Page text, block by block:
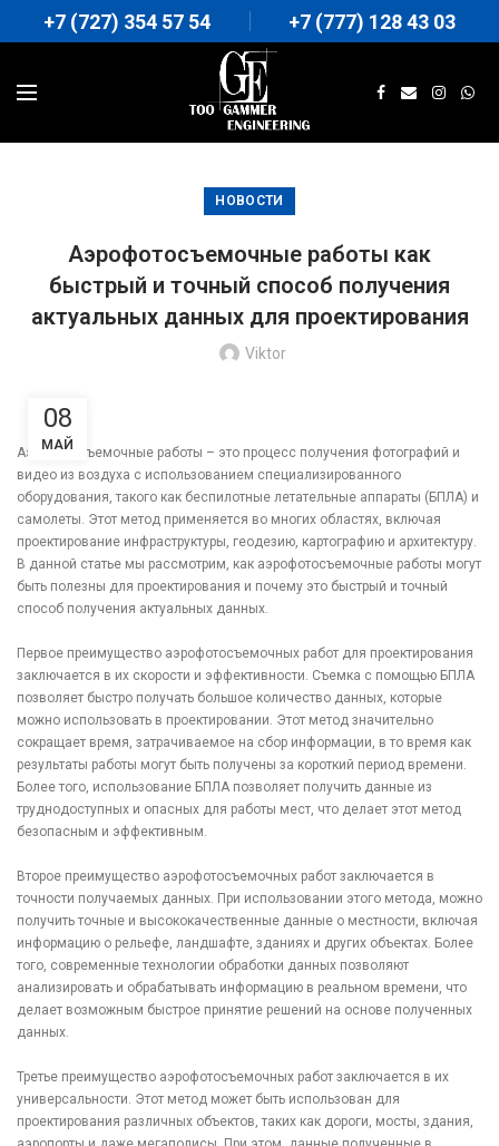
+7 (727) 354 57 54 +7 (777) 128 43 03
НОВОСТИ
Аэрофотосъемочные работы как
быстрый и точный способ получения
актуальных данных для проектирования
Viktor
08
МАЙ
Аэрофотосъемочные работы – это процесс получения фотографий и
видео из воздуха с использованием специализированного
оборудования, такого как беспилотные летательные аппараты (БПЛА) и
самолеты. Этот метод применяется во многих областях, включая
проектирование инфраструктуры, геодезию, картографию и архитектуру.
В данной статье мы рассмотрим, как аэрофотосъемочные работы могут
быть полезны для проектирования и почему это быстрый и точный
способ получения актуальных данных.
Первое преимущество аэрофотосъемочных работ для проектирования
заключается в их скорости и эффективности. Съемка с помощью БПЛА
позволяет быстро получать большое количество данных, которые
можно использовать в проектировании. Этот метод значительно
сокращает время, затрачиваемое на сбор информации, в то время как
результаты работы могут быть получены за короткий период времени.
Более того, использование БПЛА позволяет получить данные из
труднодоступных и опасных для работы мест, что делает этот метод
безопасным и эффективным.
Второе преимущество аэрофотосъемочных работ заключается в
точности получаемых данных. При использовании этого метода, можно
получить точные и высококачественные данные о местности, включая
информацию о рельефе, ландшафте, зданиях и других объектах. Более
того, современные технологии обработки данных позволяют
анализировать и обрабатывать информацию в реальном времени, что
делает возможным быстрое принятие решений на основе полученных
данных.
Третье преимущество аэрофотосъемочных работ заключается в их
универсальности. Этот метод может быть использован для
проектирования различных объектов, таких как дороги, мосты, здания,